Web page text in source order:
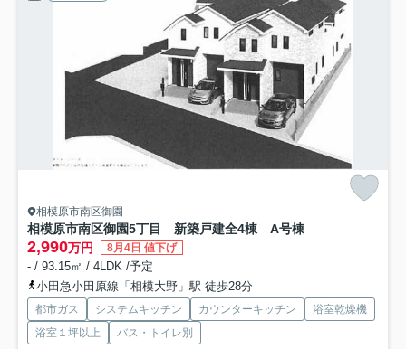
相模原市南区御園
相模原市南区御園5丁目 新築戸建全4棟 A号棟
2,990万円 8月4日 値下げ
- / 93.15㎡ / 4LDK /予定
小田急小田原線「相模大野」駅 徒歩28分
都市ガス システムキッチン カウンターキッチン
浴室乾燥機
浴室１坪以上
バス・トイレ別